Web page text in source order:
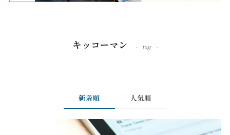
キッコーマン tag
新着順 人気順